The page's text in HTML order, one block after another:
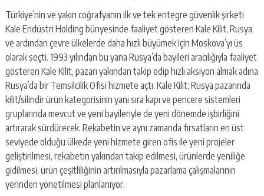
Türkiye’nin ve yakın coğrafyanın ilk ve tek entegre güvenlik şirketi
Kale Endüstri Holding bünyesinde faaliyet gösteren Kale Kilit, Rusya
ve ardından çevre ülkelerde daha hızlı büyümek için Moskova’yı üs
olarak seçti. 1993 yılından bu yana Rusya’da bayileri aracılığıyla faaliyet
gösteren Kale Kilit, pazarı yakından takip edip hızlı aksiyon almak adına
Rusya’da bir Temsilcilik Ofisi hizmete açtı. Kale Kilit; Rusya pazarında
kilit/silindir ürün kategorisinin yanı sıra kapı ve pencere sistemleri
gruplarında mevcut ve yeni bayileriyle de yeni dönemde işbirliğini
artırarak sürdürecek. Rekabetin ve aynı zamanda fırsatların en üst
seviyede olduğu ülkede yeni hizmete giren ofis ile yeni projeler
geliştirilmesi, rekabetin yakından takip edilmesi, ürünlerde yeniliğe
gidilmesi, ürün çeşitliliğinin artırılmasıyla pazarlama çalışmalarının
yerinden yönetilmesi planlanıyor.